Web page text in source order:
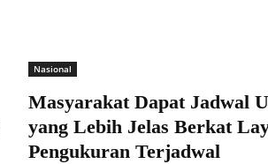
Nasional
Masyarakat Dapat Jadwal
yang Lebih Jelas Berkat
Pengukuran Terjadwal